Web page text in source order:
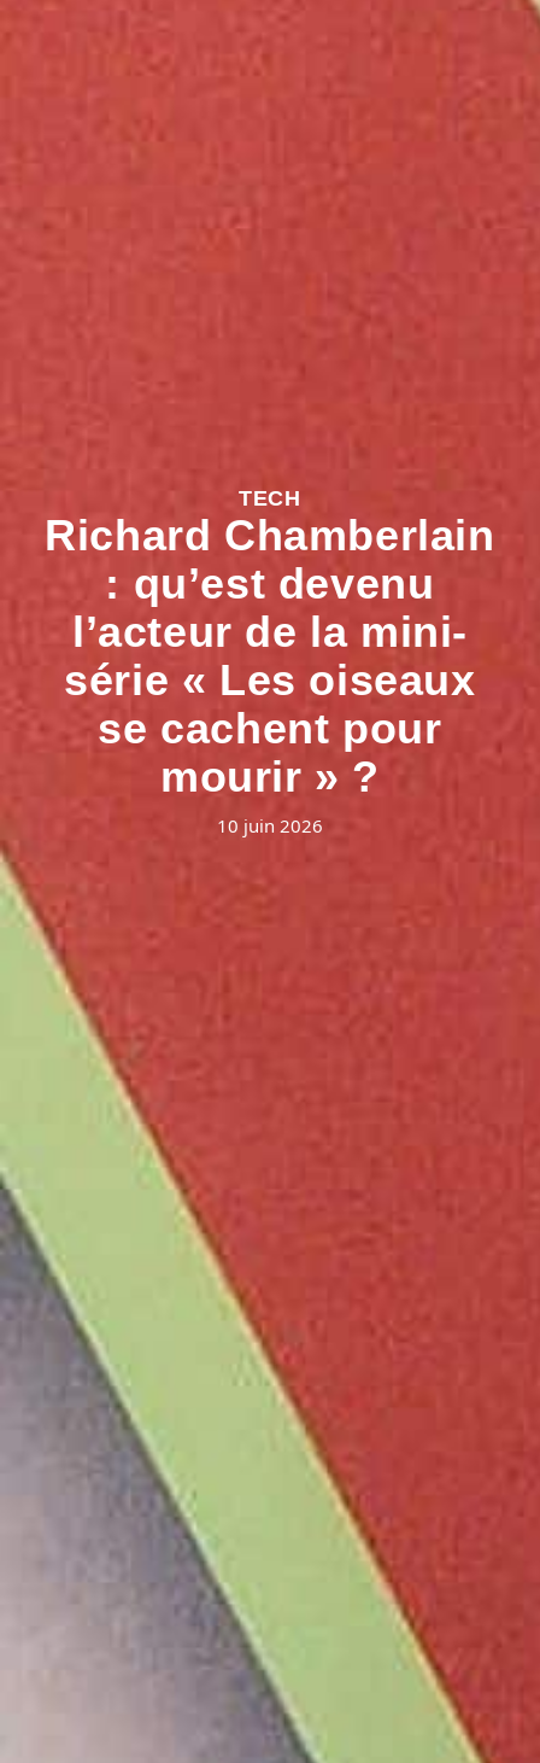
TECH
Richard Chamberlain
: qu’est devenu
l’acteur de la mini-
série « Les oiseaux
se cachent pour
mourir » ?
10 juin 2026